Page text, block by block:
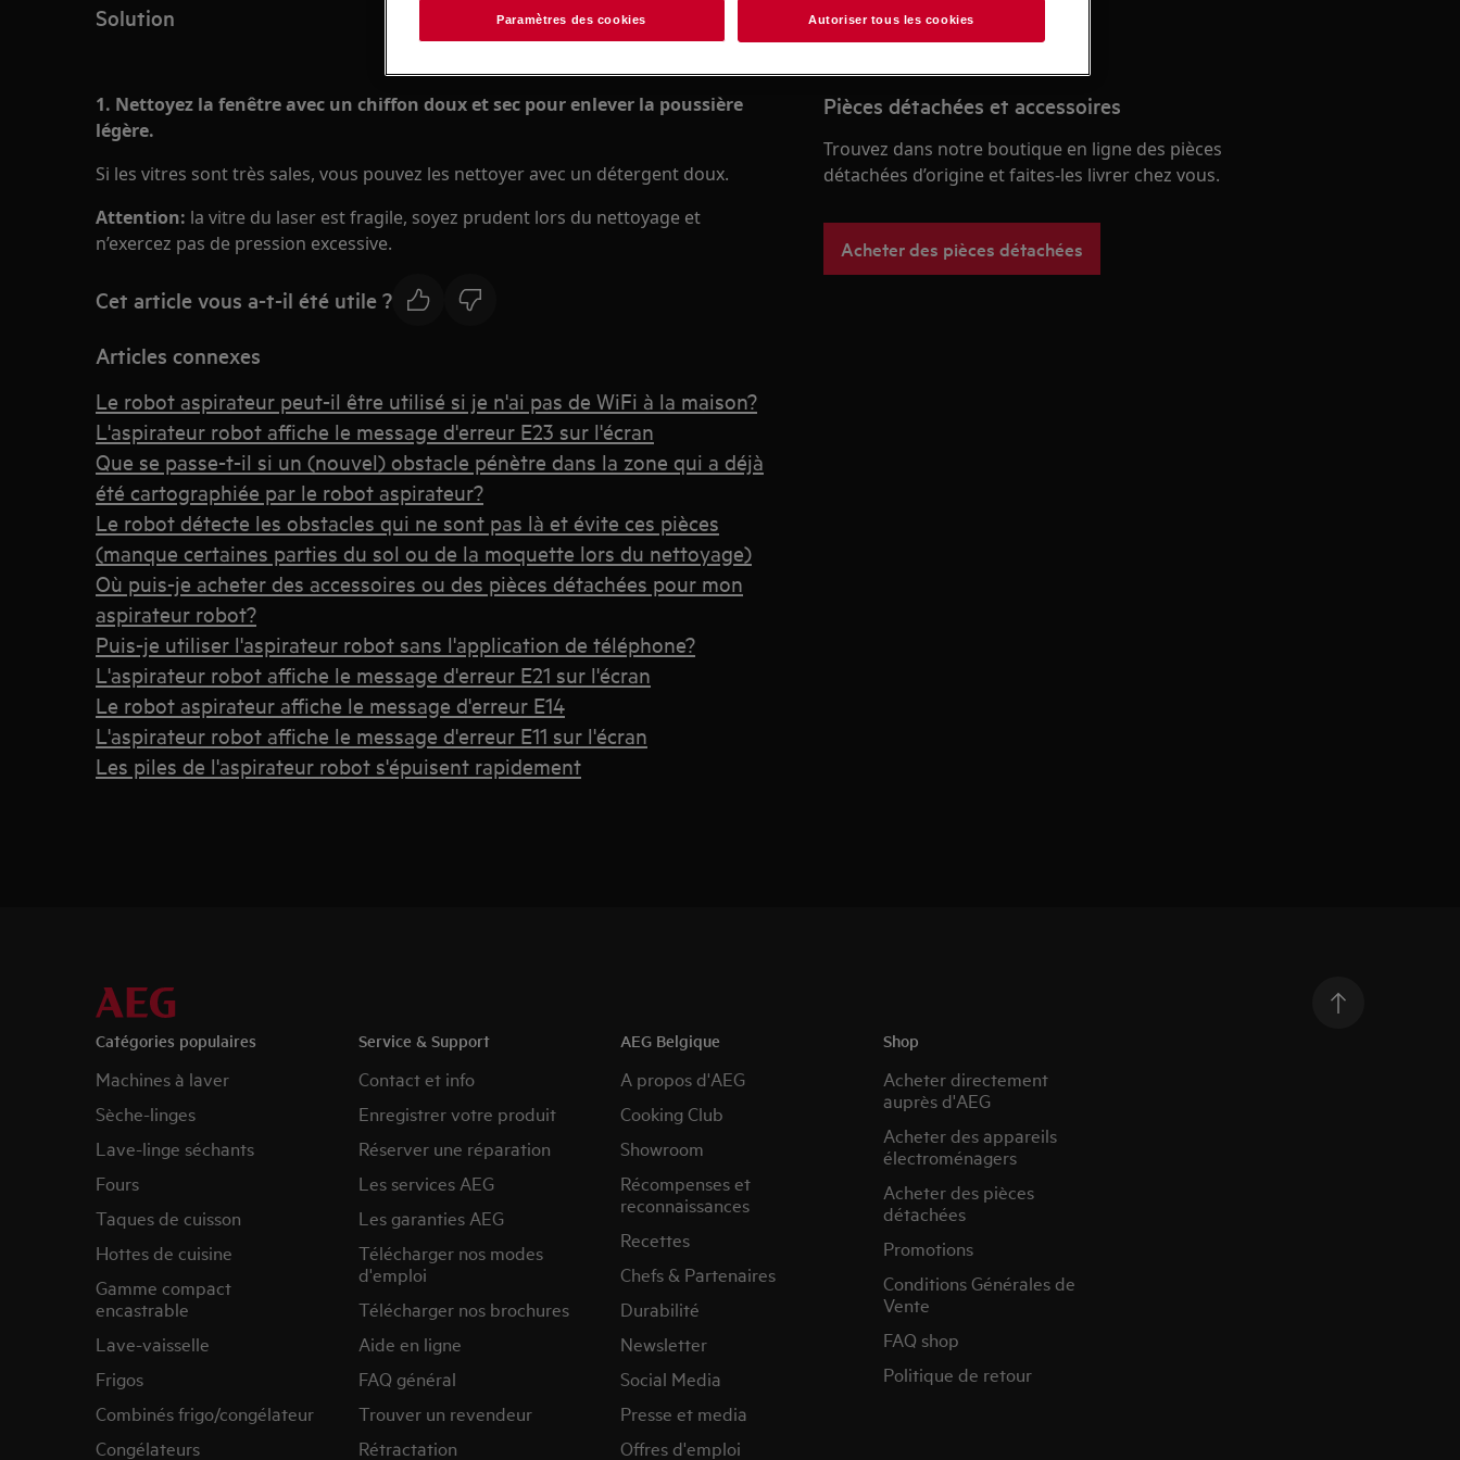
Solution
1. Nettoyez la fenêtre avec un chiffon doux et sec pour enlever la poussière
légère.
Si les vitres sont très sales, vous pouvez les nettoyer avec un détergent doux.
Attention: la vitre du laser est fragile, soyez prudent lors du nettoyage et
n’exercez pas de pression excessive.
Cet article vous a-t-il été utile ?
Articles connexes
Le robot aspirateur peut-il être utilisé si je n'ai pas de WiFi à la maison?
L'aspirateur robot affiche le message d'erreur E23 sur l'écran
Que se passe-t-il si un (nouvel) obstacle pénètre dans la zone qui a déjà
été cartographiée par le robot aspirateur?
Le robot détecte les obstacles qui ne sont pas là et évite ces pièces
(manque certaines parties du sol ou de la moquette lors du nettoyage)
Où puis-je acheter des accessoires ou des pièces détachées pour mon
aspirateur robot?
Puis-je utiliser l'aspirateur robot sans l'application de téléphone?
L'aspirateur robot affiche le message d'erreur E21 sur l'écran
Le robot aspirateur affiche le message d'erreur E14
L'aspirateur robot affiche le message d'erreur E11 sur l'écran
Les piles de l'aspirateur robot s'épuisent rapidement
Pièces détachées et accessoires
Trouvez dans notre boutique en ligne des pièces
détachées d’origine et faites-les livrer chez vous.
Acheter des pièces détachées
Catégories populaires
Machines à laver
Sèche-linges
Lave-linge séchants
Fours
Taques de cuisson
Hottes de cuisine
Gamme compact
encastrable
Lave-vaisselle
Frigos
Combinés frigo/congélateur
Congélateurs
Service & Support
Contact et info
Enregistrer votre produit
Réserver une réparation
Les services AEG
Les garanties AEG
Télécharger nos modes
d'emploi
Télécharger nos brochures
Aide en ligne
FAQ général
Trouver un revendeur
Rétractation
AEG Belgique
A propos d'AEG
Cooking Club
Showroom
Récompenses et
reconnaissances
Recettes
Chefs & Partenaires
Durabilité
Newsletter
Social Media
Presse et media
Offres d'emploi
Shop
Acheter directement
auprès d'AEG
Acheter des appareils
électroménagers
Acheter des pièces
détachées
Promotions
Conditions Générales de
Vente
FAQ shop
Politique de retour
Paramètres des cookies Autoriser tous les cookies